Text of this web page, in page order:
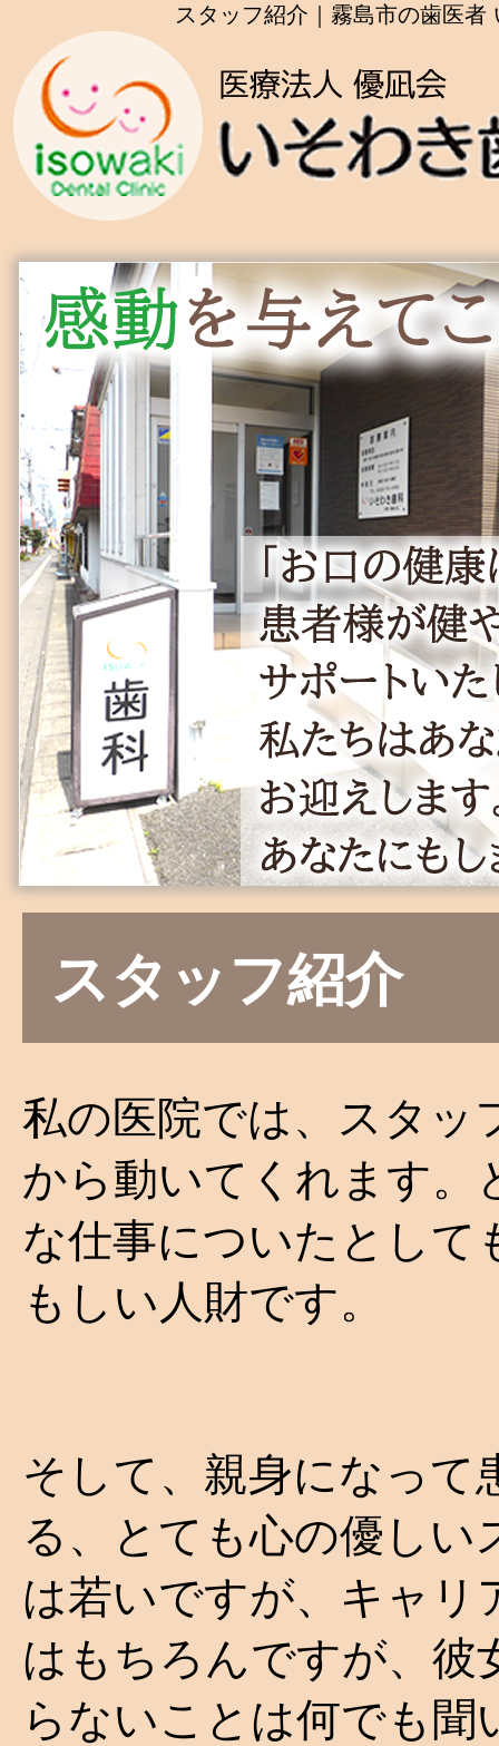
スタッフ紹介｜霧島市の歯医
スタッフ紹介
私の医院では、スタッ
から動いてくれます。
な仕事についたとして
もしい人財です。
そして、親身になって
る、とても心の優し
は若いですが、キャリ
はもちろんですが、彼
らないことは何でも聞